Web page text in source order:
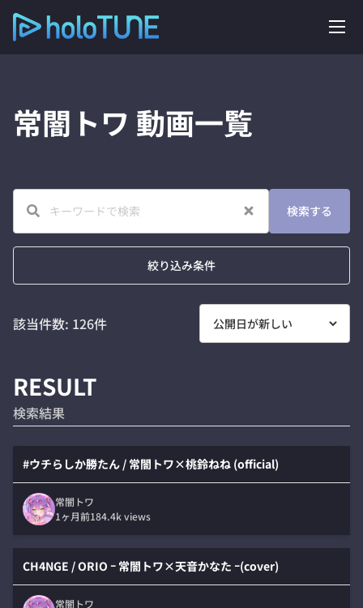
常闇トワ 動画一覧
検索する
絞り込み条件
該当件数: 126件
RESULT
検索結果
#ウチらしか勝たん / 常闇トワ×桃鈴ねね (official)
常闇トワ
1ヶ月前184.4kviews
CH4NGE / ORIO ｰ 常闇トワ×天音かなた ｰ(cover)
常闇トワ